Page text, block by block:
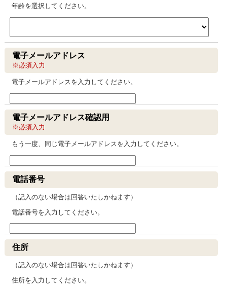
年齢を選択してください。
電子メールアドレス
※必須入力
電子メールアドレスを入力してください。
電子メールアドレス確認用
※必須入力
もう一度、同じ電子メールアドレスを入力してください。
電話番号
（記入のない場合は回答いたしかねます）
電話番号を入力してください。
住所
（記入のない場合は回答いたしかねます）
住所を入力してください。